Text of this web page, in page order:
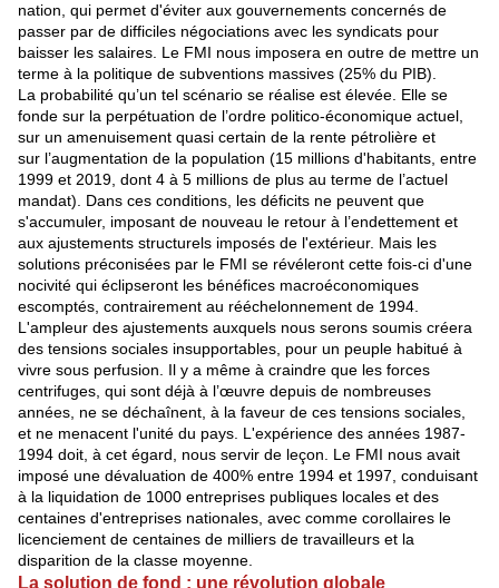
nation, qui permet d'éviter aux gouvernements concernés de
passer par de difficiles négociations avec les syndicats pour
baisser les salaires. Le FMI nous imposera en outre de mettre un
terme à la politique de subventions massives (25% du PIB).
La probabilité qu’un tel scénario se réalise est élevée. Elle se
fonde sur la perpétuation de l’ordre politico-économique actuel,
sur un amenuisement quasi certain de la rente pétrolière et
sur l’augmentation de la population (15 millions d'habitants, entre
1999 et 2019, dont 4 à 5 millions de plus au terme de l’actuel
mandat). Dans ces conditions, les déficits ne peuvent que
s'accumuler, imposant de nouveau le retour à l’endettement et
aux ajustements structurels imposés de l'extérieur. Mais les
solutions préconisées par le FMI se révéleront cette fois-ci d'une
nocivité qui éclipseront les bénéfices macroéconomiques
escomptés, contrairement au rééchelonnement de 1994.
L'ampleur des ajustements auxquels nous serons soumis créera
des tensions sociales insupportables, pour un peuple habitué à
vivre sous perfusion. Il y a même à craindre que les forces
centrifuges, qui sont déjà à l’œuvre depuis de nombreuses
années, ne se déchaînent, à la faveur de ces tensions sociales,
et ne menacent l'unité du pays. L'expérience des années 1987-
1994 doit, à cet égard, nous servir de leçon. Le FMI nous avait
imposé une dévaluation de 400% entre 1994 et 1997, conduisant
à la liquidation de 1000 entreprises publiques locales et des
centaines d'entreprises nationales, avec comme corollaires le
licenciement de centaines de milliers de travailleurs et la
disparition de la classe moyenne.
La solution de fond : une révolution globale